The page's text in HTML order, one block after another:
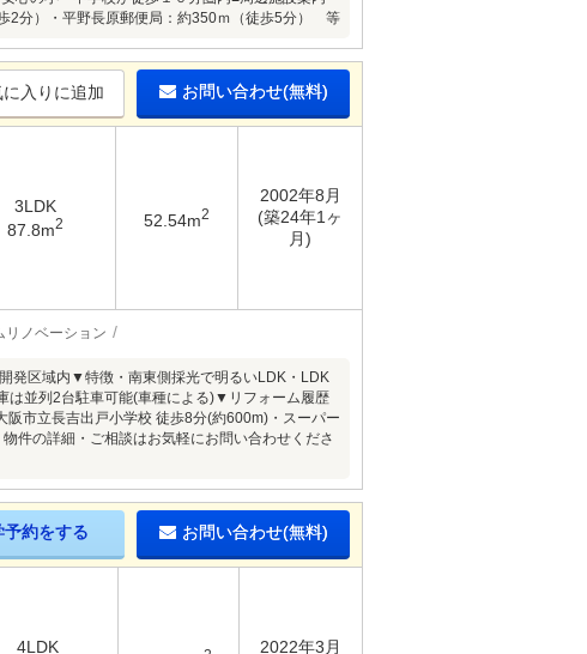
2分）・平野長原郵便局：約350ｍ（徒歩5分） 等
に入りに追加 お問い合わせ(無料)
3LDK
87.8m2 52.54m2
2002年8月
(築24年1ヶ
月)
リノベーション
発区域内▼特徴・南東側採光で明るいLDK・LDK
は並列2台駐車可能(車種による)▼リフォーム履歴
市立長吉出戸小学校 徒歩8分(約600m)・スーパー
の詳細・ご相談はお気軽にお問い合わせくださ
予約をする お問い合わせ(無料)
4LDK 2022年3月